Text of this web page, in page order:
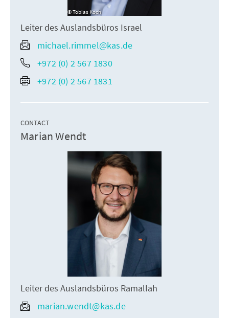
Tobias Koch
Leiter des Auslandsbüros Israel
michael.rimmel@kas.de
+972 (0) 2 567 1830
+972 (0) 2 567 1831
CONTACT
Marian Wendt
Leiter des Auslandsbüros Ramallah
marian.wendt@kas.de